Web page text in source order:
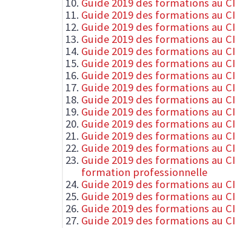
Guide 2019 des formations au
Guide 2019 des formations au
Guide 2019 des formations au
Guide 2019 des formations au
Guide 2019 des formations au
Guide 2019 des formations au
Guide 2019 des formations au
Guide 2019 des formations au
Guide 2019 des formations au CI
Guide 2019 des formations au
Guide 2019 des formations au
Guide 2019 des formations au
Guide 2019 des formations au
formation professionnelle
Guide 2019 des formations au
Guide 2019 des formations au
Guide 2019 des formations au
Guide 2019 des formations au